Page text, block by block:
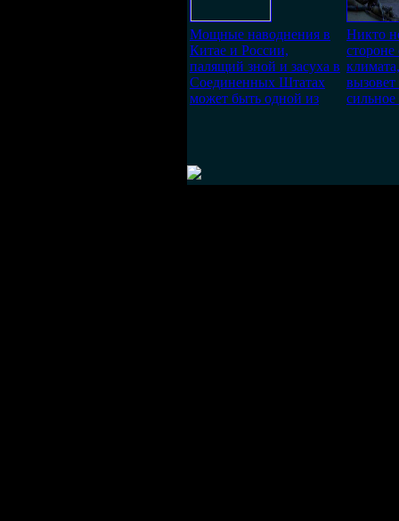
Мощные наводнения в
Китае и России,
палящий зной и засуха в
Соединенных Штатах
может быть одной из
Никто